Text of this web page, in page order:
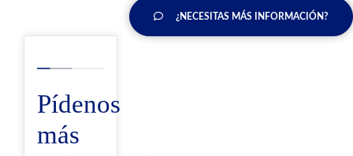
¿NECESITAS MÁS INFORMACIÓN?
Pídenos
más